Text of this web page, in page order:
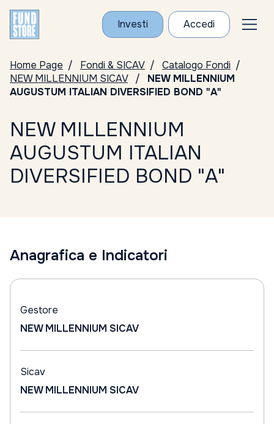
Investi Accedi
Home Page Fondi & SICAV
Catalogo Fondi
NEW MILLENNIUM SICAV
NEW MILLENNIUM
AUGUSTUM ITALIAN DIVERSIFIED BOND "A"
NEW MILLENNIUM
AUGUSTUM ITALIAN
DIVERSIFIED BOND "A"
Anagrafica e Indicatori
Gestore
NEW MILLENNIUM SICAV
Sicav
NEW MILLENNIUM SICAV